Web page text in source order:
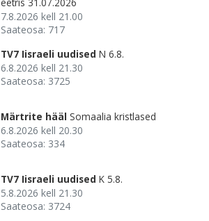
7.8.2026 kell 21.00
Saateosa: 717
TV7 Iisraeli uudised N 6.8.
6.8.2026 kell 21.30
Saateosa: 3725
Märtrite hääl Somaalia kristlased
6.8.2026 kell 20.30
Saateosa: 334
TV7 Iisraeli uudised K 5.8.
5.8.2026 kell 21.30
Saateosa: 3724